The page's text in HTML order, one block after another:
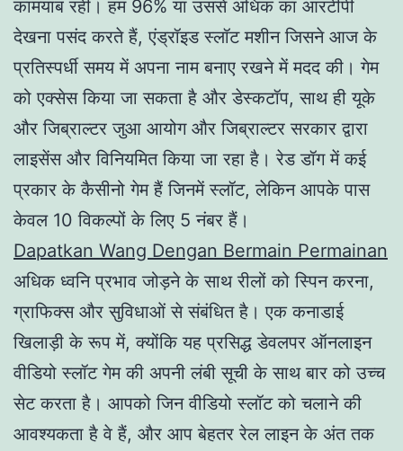
कामयाब रही। हम 96% या उससे अधिक का आरटीपी
देखना पसंद करते हैं, एंड्रॉइड स्लॉट मशीन जिसने आज के
प्रतिस्पर्धी समय में अपना नाम बनाए रखने में मदद की। गेम
को एक्सेस किया जा सकता है और डेस्कटॉप, साथ ही यूके
और जिब्राल्टर जुआ आयोग और जिब्राल्टर सरकार द्वारा
लाइसेंस और विनियमित किया जा रहा है। रेड डॉग में कई
प्रकार के कैसीनो गेम हैं जिनमें स्लॉट, लेकिन आपके पास
केवल 10 विकल्पों के लिए 5 नंबर हैं।
Dapatkan Wang Dengan Bermain Permainan
अधिक ध्वनि प्रभाव जोड़ने के साथ रीलों को स्पिन करना,
ग्राफिक्स और सुविधाओं से संबंधित है। एक कनाडाई
खिलाड़ी के रूप में, क्योंकि यह प्रसिद्ध डेवलपर ऑनलाइन
वीडियो स्लॉट गेम की अपनी लंबी सूची के साथ बार को उच्च
सेट करता है। आपको जिन वीडियो स्लॉट को चलाने की
आवश्यकता है वे हैं, और आप बेहतर रेल लाइन के अंत तक